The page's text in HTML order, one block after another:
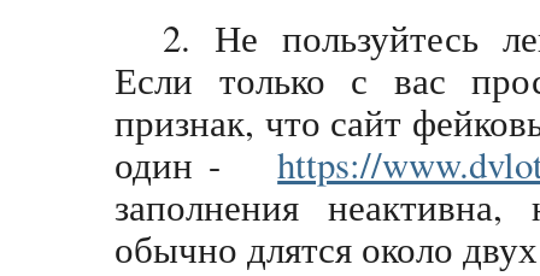
2. Не пользуйтесь
Если только с вас
признак, что сайт
один - https://
заполнения
обычно длятся около